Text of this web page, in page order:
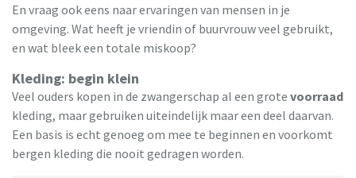
En vraag ook eens naar ervaringen van mensen in je
omgeving. Wat heeft je vriendin of buurvrouw veel gebruikt,
en wat bleek een totale miskoop?
Kleding: begin klein
Veel ouders kopen in de zwangerschap al een grote voorraad
kleding, maar gebruiken uiteindelijk maar een deel daarvan.
Een basis is echt genoeg om mee te beginnen en voorkomt
bergen kleding die nooit gedragen worden.